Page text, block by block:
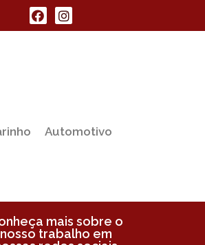
Automotivo
mais sobre o
nosso trabalho em